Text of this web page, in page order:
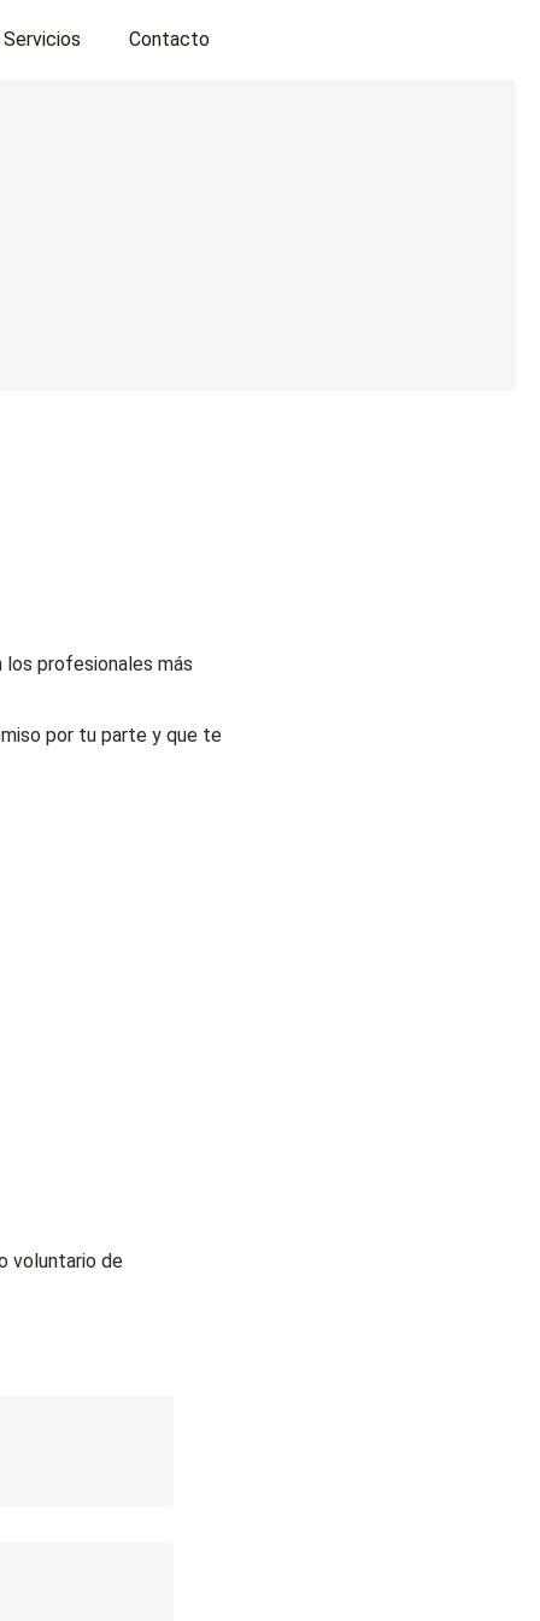
Servicios Contacto
profesionales más
por tu parte y que te
voluntario de